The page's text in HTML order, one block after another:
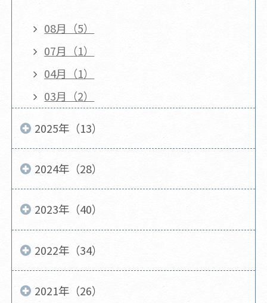
08月（5）
07月（1）
04月（1）
03月（2）
2025年（13）
2024年（28）
2023年（40）
2022年（34）
2021年（26）